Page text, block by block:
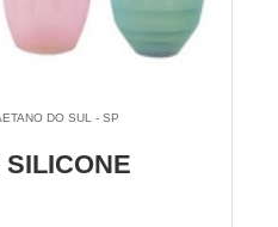
DO SUL - SP